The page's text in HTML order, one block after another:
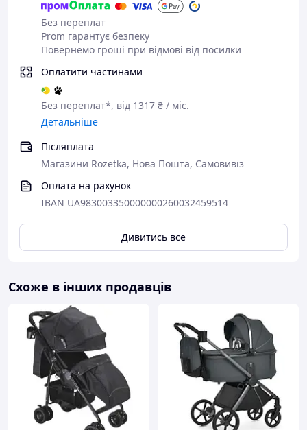
Без переплат
Prom гарантує безпеку
Повернемо гроші при відмові від посилки
Оплатити частинами
Без переплат*, від 1317 ₴ / міс.
Детальніше
Післяплата
Магазини Rozetka, Нова Пошта, Самовивіз
Оплата на рахунок
IBAN UA983003350000000260032459514
Дивитись все
Схоже в інших продавців